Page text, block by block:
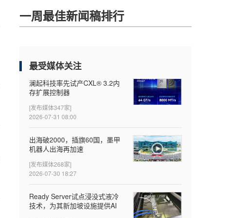
碳中和
世界杯
娱乐时尚与艺术
会展
新加坡
一周最佳新闻稿排行
最受媒体关注
澜起科技率先试产CXL® 3.2内
存扩展控制器
[发布媒体347家]
2026-07-31 08:00
出海破2000，插旗60国，墨甲
机器人出海再加速
[发布媒体268家]
2026-07-30 18:27
Ready Server试点浸没式液冷
技术，为其新加坡设施提供AI